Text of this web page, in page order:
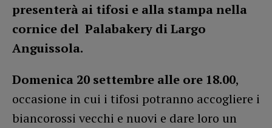
presenterà ai tifosi e alla stampa nella
cornice del Palabakery di Largo
Anguissola.
Domenica 20 settembre alle ore 18.00,
occasione in cui i tifosi potranno accogliere i
biancorossi vecchi e nuovi e dare loro un